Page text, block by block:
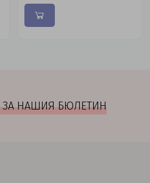
ЗА НАШИЯ БЮЛЕТИН